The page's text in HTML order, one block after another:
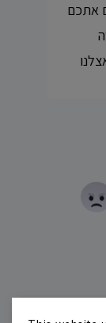
אתכם